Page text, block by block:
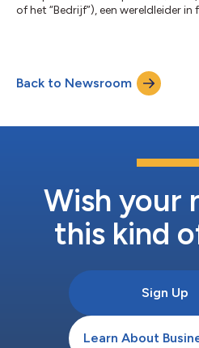
of het “Bedrijf”), een wereldleider
automobielsector, de lucht- en
materialen- en farmaceutische
Deze bekendmaking is officieel
Back to Newsroom
Wish your
this kind
Sign Up
Learn About